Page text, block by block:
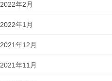
2022年2月
2022年1月
2021年12月
2021年11月